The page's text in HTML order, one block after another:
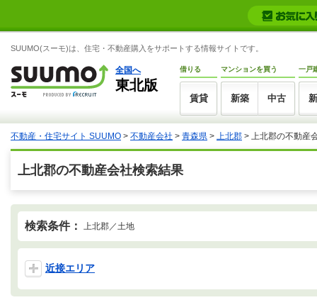
SUUMO(スーモ)は、住宅・不動産購入をサポートする情報サイトです。
全国へ
東北版
借りる
賃貸
マンションを買う
新築 中古
一戸
不動産・住宅サイト SUUMO > 不動産会社 > 青森県 > 上北郡 > 上北郡の不動産
上北郡の不動産会社検索結果
検索条件： 上北郡／土地
近接エリア